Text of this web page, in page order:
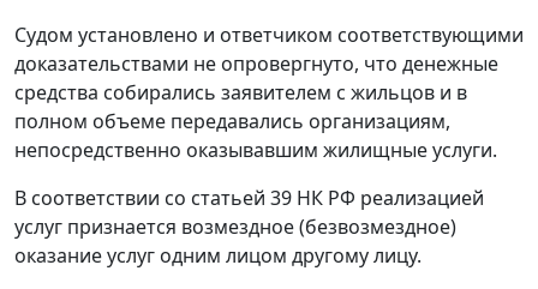
Судом установлено и ответчиком соответствующими
доказательствами не опровергнуто, что денежные
средства собирались заявителем с жильцов и в
полном объеме передавались организациям,
непосредственно оказывавшим жилищные услуги.
В соответствии со статьей 39 НК РФ реализацией
услуг признается возмездное (безвозмездное)
оказание услуг одним лицом другому лицу.